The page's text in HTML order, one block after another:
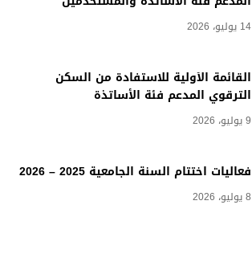
14 يوليو، 2026
القائمة الأولية للاستفادة من السكن
الترقوي المدعم فئة الأساتذة
9 يوليو، 2026
فعاليات اختتام السنة الجامعية 2025 – 2026
8 يوليو، 2026